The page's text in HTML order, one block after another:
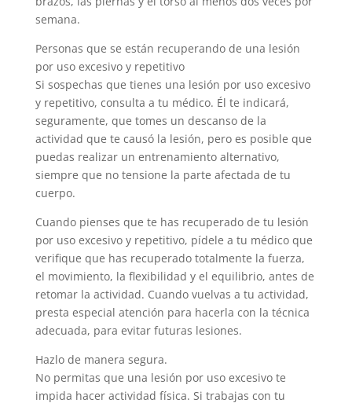
semana.
Personas que se están recuperando de una lesión
por uso excesivo y repetitivo
Si sospechas que tienes una lesión por uso excesivo
y repetitivo, consulta a tu médico. Él te indicará,
seguramente, que tomes un descanso de la
actividad que te causó la lesión, pero es posible que
puedas realizar un entrenamiento alternativo,
siempre que no tensione la parte afectada de tu
cuerpo.
Cuando pienses que te has recuperado de tu lesión
por uso excesivo y repetitivo, pídele a tu médico que
verifique que has recuperado totalmente la fuerza,
el movimiento, la flexibilidad y el equilibrio, antes de
retomar la actividad. Cuando vuelvas a tu actividad,
presta especial atención para hacerla con la técnica
adecuada, para evitar futuras lesiones.
Hazlo de manera segura.
No permitas que una lesión por uso excesivo te
impida hacer actividad física. Si trabajas con tu